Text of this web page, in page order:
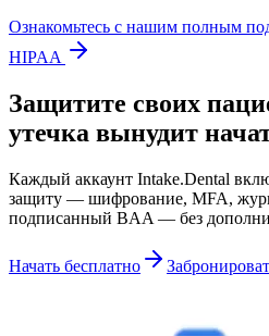
Ознакомьтесь с нашим полным
HIPAA
Защитите своих
утечка вынудит
Каждый аккаунт Intake.Dental
защиту — шифрование, MFA,
подписанный BAA — без
Начать бесплатно